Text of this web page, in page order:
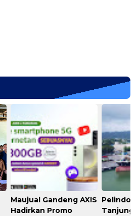
Maujual Gandeng AXIS
Hadirkan Promo
Pelindo
Tanjung